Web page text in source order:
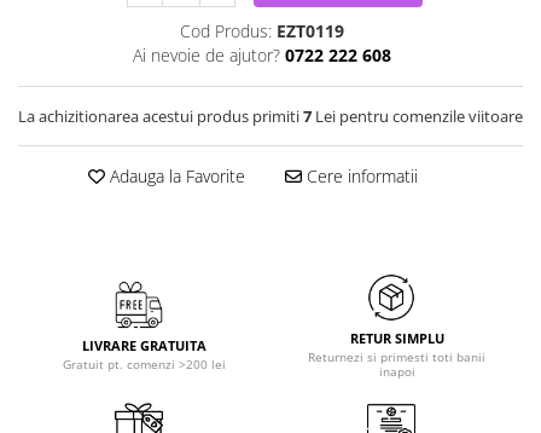
Cod Produs: EZT0119
Ai nevoie de ajutor? 0722 222 608
La achizitionarea acestui produs primiti7 Lei pentru comenzile viitoare
Adauga la Favorite Cere informatii
LIVRARE GRATUITA
Gratuit pt. comenzi >200 lei
RETUR SIMPLU
Returnezi si primesti toti banii
inapoi